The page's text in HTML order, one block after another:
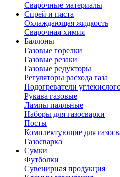
Сварочные материалы
Спрей и паста
Охлаждающая жидкость
Сварочная химия
Баллоны
Газовые горелки
Газовые резаки
Газовые редукторы
Регуляторы расхода газа
Подогреватели
Рукава газовые
Лампы паяльные
Наборы для газосварки
Посты
Комплектующие для
Газосварка
Сумки
Футболки
Сувенирная продукция